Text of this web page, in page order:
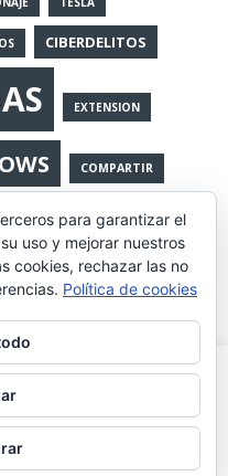
CIBERDELITOS
EXTENSION
COMPARTIR
MOVIL
ANTIVIRUS
FRAUDES
terceros para mejorar la
contenidos y publicidad
entendemos que se
Aceptar Leer más
para garantizar el
uso y mejorar nuestros
cookies, rechazar las no
Política de cookies